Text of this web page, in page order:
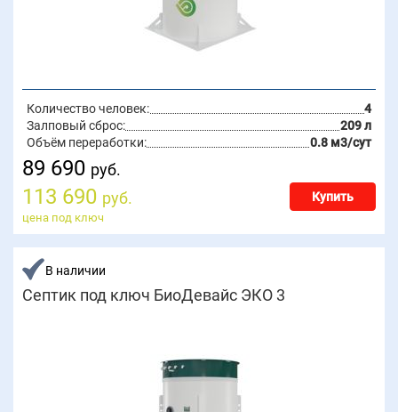
Количество человек:
4
Залповый сброс:
209 л
Объём переработки:
0.8 м3/сут
89 690 руб.
113 690 руб. Купить
цена под ключ
В наличии
Септик под ключ БиоДевайс ЭКО 3